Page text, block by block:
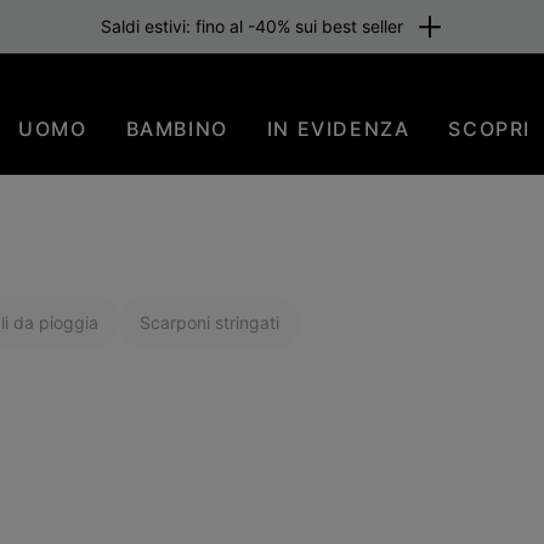
Saldi estivi: fino al -40% sui best seller
UOMO BAMBINO IN EVIDENZA SCOPRI
da pioggia Scarponi stringati